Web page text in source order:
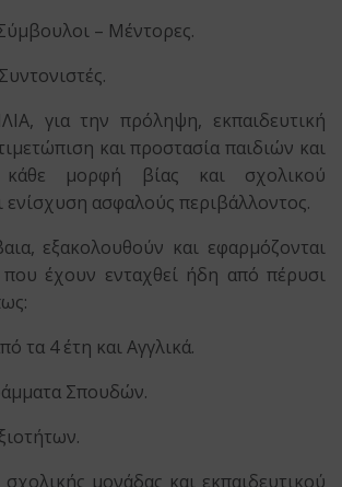
– Μέντορες.
για την πρόληψη, εκπαιδευτική
και προστασία παιδιών και
μορφή βίας και σχολικού
ενίσχυση ασφαλούς περιβάλλοντος.
εξακολουθούν και εφαρμόζονται
που έχουν ενταχθεί ήδη από πέρυσι
τα 4 έτη και Αγγλικά.
Σπουδών.
μονάδας και εκπαιδευτικού